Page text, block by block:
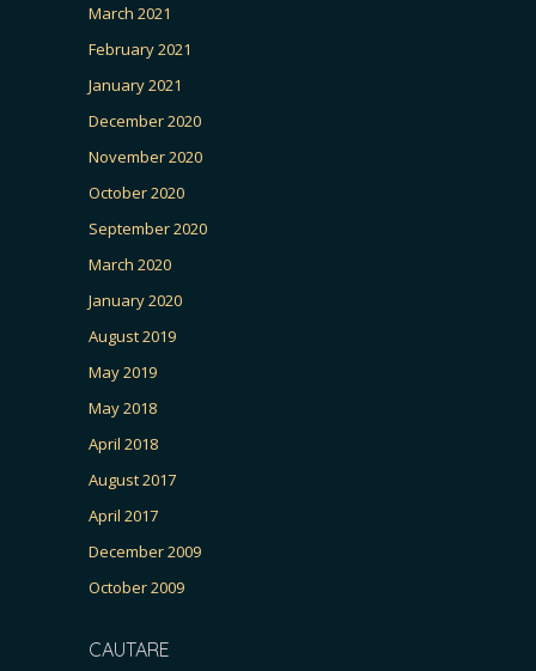
March 2021
February 2021
January 2021
December 2020
November 2020
October 2020
September 2020
March 2020
January 2020
August 2019
May 2019
May 2018
April 2018
August 2017
April 2017
December 2009
October 2009
CAUTARE